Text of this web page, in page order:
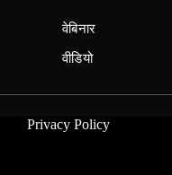
वेबिनार
वीडियो
Privacy Policy